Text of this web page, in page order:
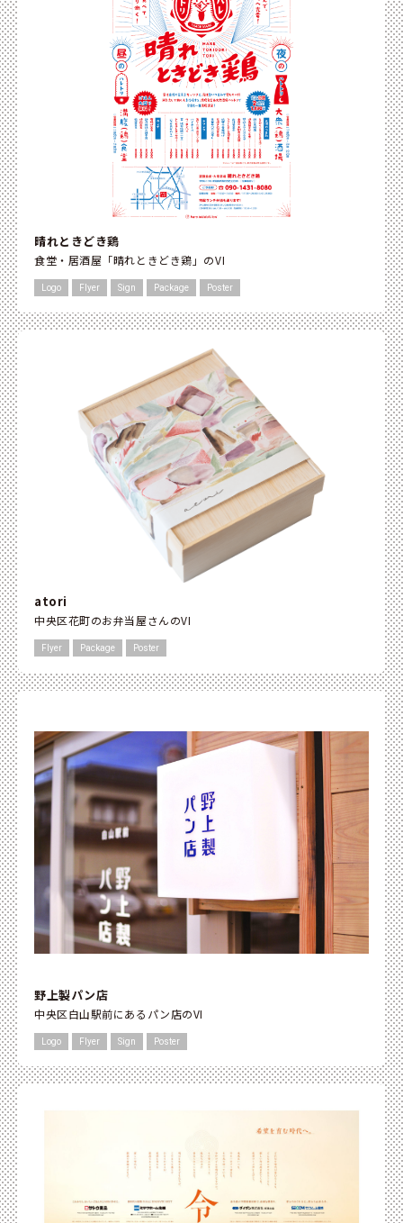
晴れときどき鶏
食堂・居酒屋「晴れときどき鶏」のVI
Logo Flyer Sign Package Poster
atori
中央区花町のお弁当屋さんのVI
Flyer Package Poster
野上製パン店
中央区白山駅前にあるパン店のVI
Logo Flyer Sign Poster